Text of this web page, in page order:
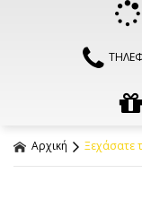
Αρχική Ξεχάσατε